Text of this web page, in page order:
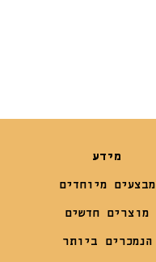
מידע
מבצעים מיוחדים
מוצרים חדשים
הנמכרים ביותר